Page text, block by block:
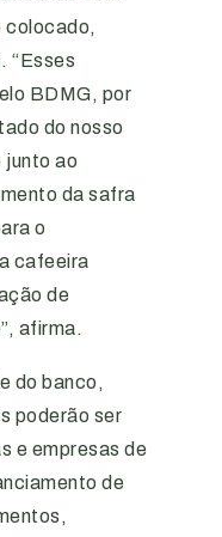
colocado,
“Esses
BDMG, por
do nosso
junto ao
da safra
o
cafeeira
de
afirma.
do banco,
poderão ser
e empresas de
de